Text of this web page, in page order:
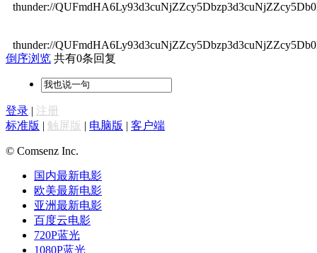
thunder://
thunder://
倒序浏览 共有0条回复
登录 | 注册
标准版 | 触屏版 | 电脑版 | 客户端
© Comsenz Inc.
国内最新电影
欧美最新电影
亚洲最新电影
百度云电影
720P蓝光
1080P蓝光